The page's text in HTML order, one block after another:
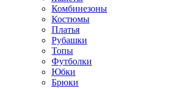
Комбинезоны
Костюмы
Платья
Рубашки
Топы
Футболки
Юбки
Брюки